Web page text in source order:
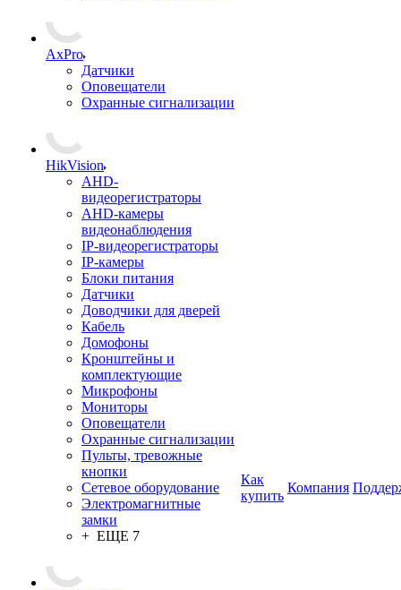
AxPro
Датчики
Оповещатели
Охранные сигнализации
HikVision
AHD-
видеорегистраторы
AHD-камеры
видеонаблюдения
IP-видеорегистраторы
IP-камеры
Блоки питания
Датчики
Доводчики для дверей
Кабель
Домофоны
Кронштейны и
комплектующие
Микрофоны
Мониторы
Оповещатели
Охранные сигнализации
Пульты, тревожные
кнопки
Сетевое оборудование
Электромагнитные
замки
+ ЕЩЕ 7
Как
купить
Компания